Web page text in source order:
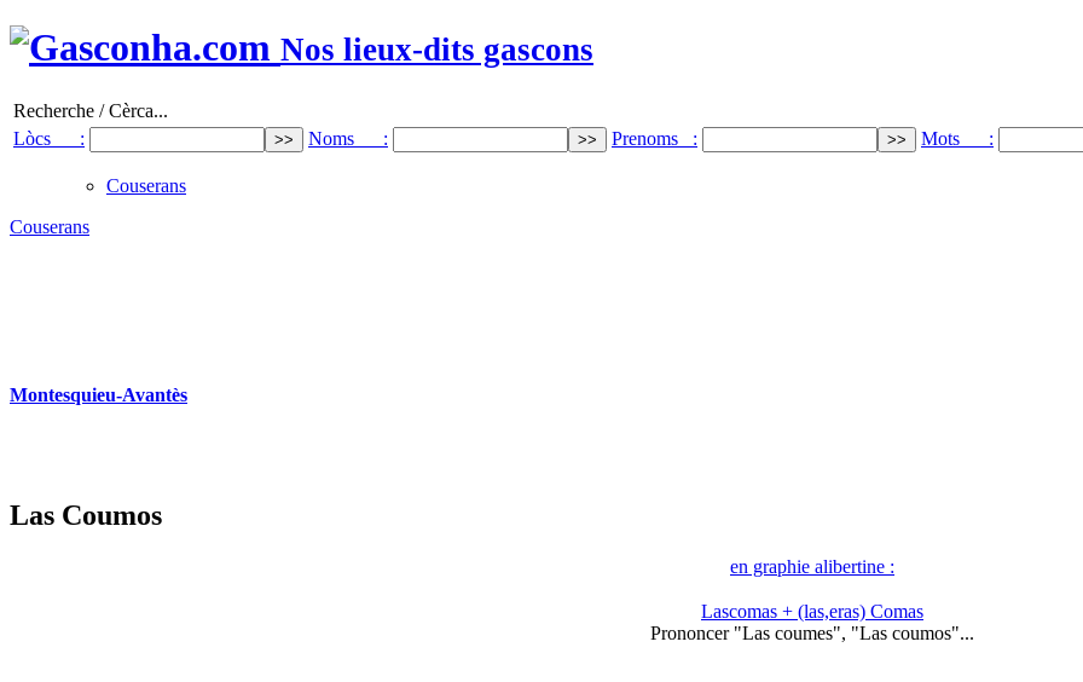
Nos lieux-dits gascons
Recherche / Cèrca...
Lòcs :
Noms : Prenoms : Mots :
Couserans
Couserans
Montesquieu-Avantès
Las Coumos
en graphie alibertine :
Lascomas + (las,eras) Comas
Prononcer "Las coumes", "Las coumos"...